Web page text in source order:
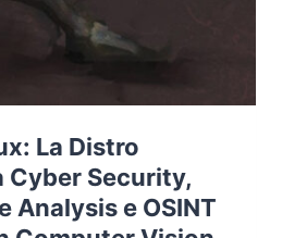
La Distro
Cyber Security,
Analysis e OSINT